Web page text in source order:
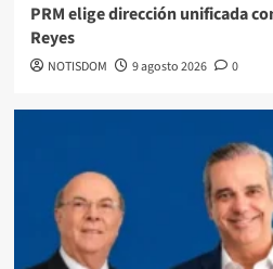
PRM elige dirección unificada
Reyes
NOTISDOM 9 agosto 2026 0